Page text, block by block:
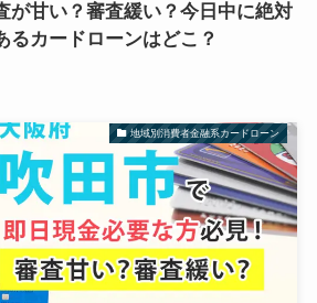
が甘い？審査緩い？今日中に絶対
るカードローンはどこ？
地域別消費者金融系カードローン